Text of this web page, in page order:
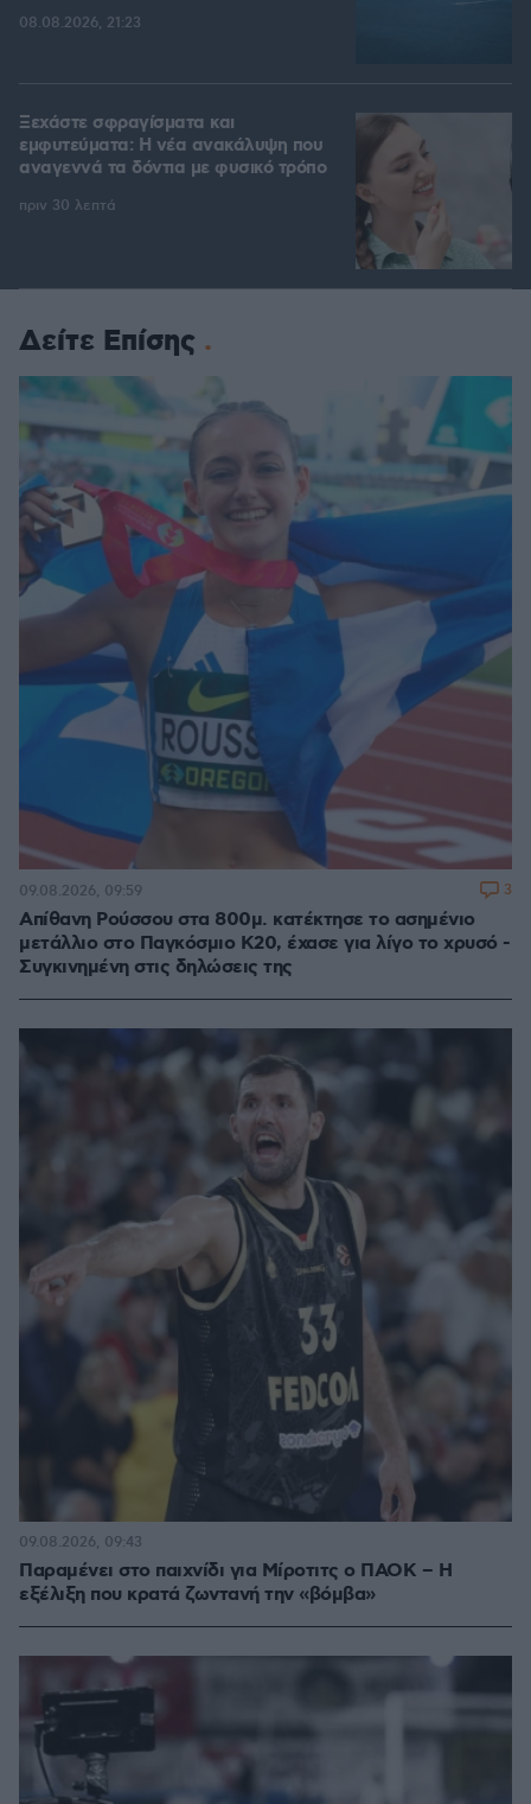
08.08.2026, 21:23
Ξεχάστε σφραγίσματα και
εμφυτεύματα: Η νέα ανακάλυψη που
αναγεννά τα δόντια με φυσικό τρόπο
πριν 30 λεπτά
Δείτε Επίσης
Απίθανη Ρούσσου στα 800μ. κατέκτησε το ασημένιο
μετάλλιο στο Παγκόσμιο Κ20, έχασε για λίγο το χρυσό -
Συγκινημένη στις δηλώσεις της
09.08.2026, 09:59 3
Παραμένει στο παιχνίδι για Μίροτιτς ο ΠΑΟΚ – Η
εξέλιξη που κρατά ζωντανή την «βόμβα»
09.08.2026, 09:43